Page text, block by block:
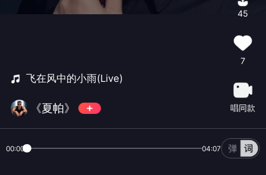
飞在风中的小雨(Live)
《夏帕》
45
7
唱同款
00:00 04:07